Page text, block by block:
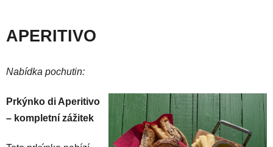
APERITIVO
Nabídka pochutin:
Prkýnko di Aperitivo
– kompletní zážitek